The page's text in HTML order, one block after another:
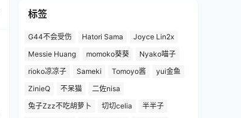
标签
G44不会受伤 Hatori Sama
Joyce Lin2x
Messie Huang
momoko葵葵
Nyako喵子
rioko凉凉子
Sameki Tomoyo酱
yui金鱼
ZinieQ
不呆猫
二佐nisa
兔子Zzz不吃胡萝卜
切切celia
半半子